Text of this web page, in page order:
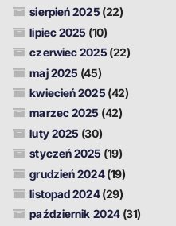
sierpień 2025 (22)
lipiec 2025 (10)
czerwiec 2025 (22)
maj 2025 (45)
kwiecień 2025 (42)
marzec 2025 (42)
luty 2025 (30)
styczeń 2025 (19)
grudzień 2024(19)
listopad 2024(29)
październik 2024(31)